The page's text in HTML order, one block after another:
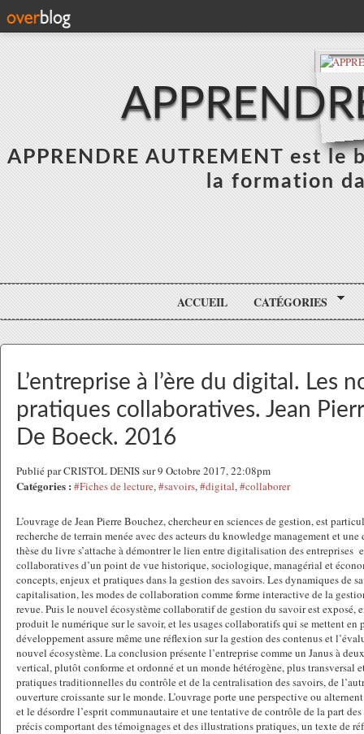
APPRENDRE AUTREMENT est
la formation
ACCUEIL CATÉGORIES
L’entreprise à l’ère du digital. Les
pratiques collaboratives. Jean
De Boeck. 2016
Publié par CRISTOL DENIS sur 9 Octobre 2017, 22:08pm
Catégories : #Fiches de lecture,#savoirs,#digital,#collaborer
L’ouvrage de Jean Pierre Bouchez, chercheur en sciences de gestion, est
recherche de terrain menée avec des acteurs du knowledge management et
thèse du livre s’attache à démontrer le lien entre digitalisation des entreprises
collaboratives d’un point de vue historique, sociologique, managérial et
concepts, enjeux et pratiques dans la gestion des savoirs. Les dynamiques de
capitalisation, les modes de collaboration comme forme interactive de la
revue. Puis le nouvel écosystème collaboratif de gestion du savoir est exposé,
produit le numérique sur le savoir, et les usages collaboratifs qui se mettent en
développement assure même une réflexion sur la gestion des contenus et
nouvel écosystème. La conclusion présente l’entreprise comme un Janus à
vertical, plutôt conforme et ordonné et un monde hétérogène, plus transversal
pratiques traditionnelles du contrôle et de la centralisation des savoirs, de
ouverture croissante sur le monde. L’ouvrage porte une perspective ou
et le désordre l’esprit communautaire et une tentative de contrôle de la part
précis comportant des témoignages et des illustrations pratiques, un texte de